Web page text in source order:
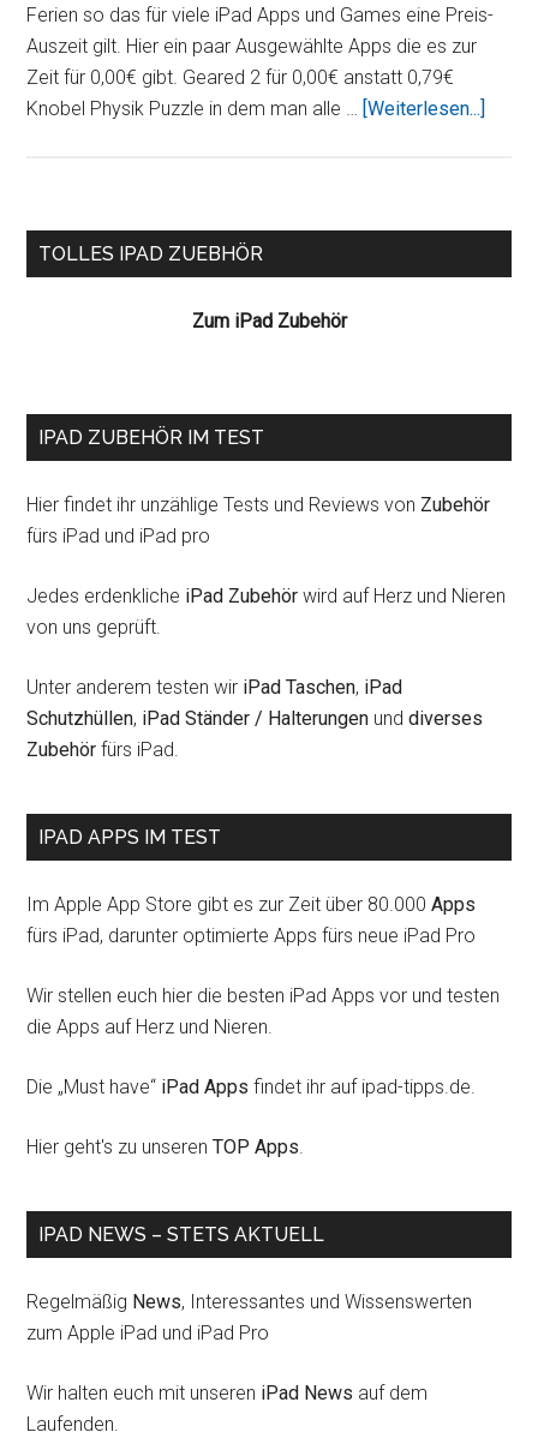
Ferien so das für viele iPad Apps und Games eine Preis-
Auszeit gilt. Hier ein paar Ausgewählte Apps die es zur
Zeit für 0,00€ gibt. Geared 2 für 0,00€ anstatt 0,79€
Knobel Physik Puzzle in dem man alle … [Weiterlesen...]
Apps
Seitenspalte
TOLLES IPAD ZUEBHÖR
Zum iPad Zubehör
IPAD ZUBEHÖR IM TEST
Hier findet ihr unzählige Tests und Reviews von Zubehör
fürs iPad und iPad pro
Jedes erdenkliche iPad Zubehör wird auf Herz und Nieren
von uns geprüft.
Unter anderem testen wir iPad Taschen, iPad
Schutzhüllen, iPad Ständer / Halterungen unddiverses
Zubehör fürs iPad.
IPAD APPS IM TEST
Im Apple App Store gibt es zur Zeit über 80.000Apps
fürs iPad, darunter optimierte Apps fürs neue iPad Pro
Wir stellen euch hier die besten iPad Apps vor und testen
die Apps auf Herz und Nieren.
Die „Must have“ iPad Apps findet ihr auf ipad-tipps.de.
Hier geht's zu unserenTOP Apps.
IPAD NEWS – STETS AKTUELL
Regelmäßig News, Interessantes und Wissenswerten
zum Apple iPad und iPad Pro
Wir halten euch mit unseren iPad News auf dem
Laufenden.